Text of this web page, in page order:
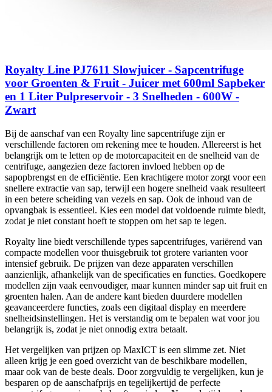
Royalty Line PJ7611 Slowjuicer - Sapcentrifuge
voor Groenten & Fruit - Juicer met 600ml Sapbeker
en 1 Liter Pulpreservoir - 3 Snelheden - 600W -
Zwart
Bij de aanschaf van een Royalty line sapcentrifuge zijn er
verschillende factoren om rekening mee te houden. Allereerst is het
belangrijk om te letten op de motorcapaciteit en de snelheid van de
centrifuge, aangezien deze factoren invloed hebben op de
sapopbrengst en de efficiëntie. Een krachtigere motor zorgt voor een
snellere extractie van sap, terwijl een hogere snelheid vaak resulteert
in een betere scheiding van vezels en sap. Ook de inhoud van de
opvangbak is essentieel. Kies een model dat voldoende ruimte biedt,
zodat je niet constant hoeft te stoppen om het sap te legen.
Royalty line biedt verschillende types sapcentrifuges, variërend van
compacte modellen voor thuisgebruik tot grotere varianten voor
intensief gebruik. De prijzen van deze apparaten verschillen
aanzienlijk, afhankelijk van de specificaties en functies. Goedkopere
modellen zijn vaak eenvoudiger, maar kunnen minder sap uit fruit en
groenten halen. Aan de andere kant bieden duurdere modellen
geavanceerdere functies, zoals een digitaal display en meerdere
snelheidsinstellingen. Het is verstandig om te bepalen wat voor jou
belangrijk is, zodat je niet onnodig extra betaalt.
Het vergelijken van prijzen op MaxICT is een slimme zet. Niet
alleen krijg je een goed overzicht van de beschikbare modellen,
maar ook van de beste deals. Door zorgvuldig te vergelijken, kun je
besparen op de aanschafprijs en tegelijkertijd de perfecte